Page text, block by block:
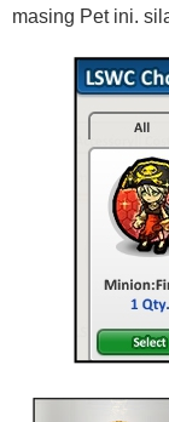
masing Pet ini.